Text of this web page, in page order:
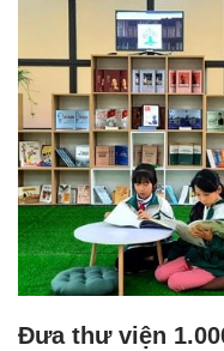
Đưa thư viện